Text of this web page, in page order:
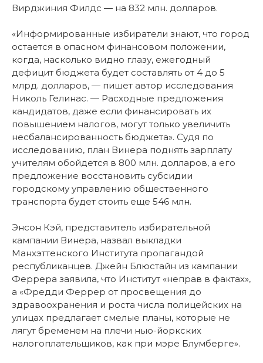
Вирджиния Филдс — на 832 млн. долларов.
«Информированные избиратели знают, что город
остается в опасном финансовом положении,
когда, насколько видно глазу, ежегодный
дефицит бюджета будет составлять от 4 до 5
млрд. долларов, — пишет автор исследования
Николь Гелинас. — Расходные предложения
кандидатов, даже если финансировать их
повышением налогов, могут только увеличить
несбалансированность бюджета». Судя по
исследованию, план Винера поднять зарплату
учителям обойдется в 800 млн. долларов, а его
предложение восстановить субсидии
городскому управлению общественного
транспорта будет стоить еще 546 млн.
Энсон Кэй, представитель избирательной
кампании Винера, назвал выкладки
Манхэттенского Института пропагандой
республиканцев. Джейн Блюстайн из кампании
Феррера заявила, что Институт «неправ в фактах»,
а «Фредди Феррер от просвещения до
здравоохранения и роста числа полицейских на
улицах предлагает смелые планы, которые не
лягут бременем на плечи нью-йоркских
налогоплательщиков, как при мэре Блумберге».